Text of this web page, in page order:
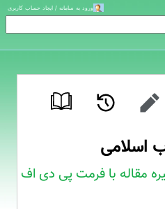
اسلامی
مقاله با فرمت پی دی اف
ورود به سامانه / ایجاد حساب کاربری